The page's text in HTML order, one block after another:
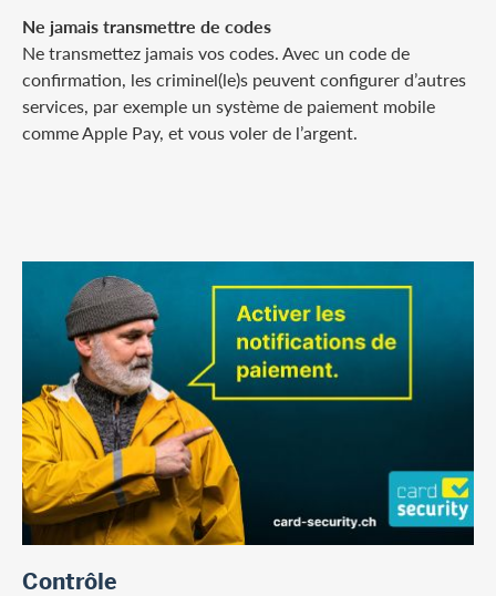
Ne jamais transmettre de codes
Ne transmettez jamais vos codes. Avec un code de
confirmation, les criminel(le)s peuvent configurer d’autres
services, par exemple un système de paiement mobile
comme Apple Pay, et vous voler de l’argent.
Contrôle